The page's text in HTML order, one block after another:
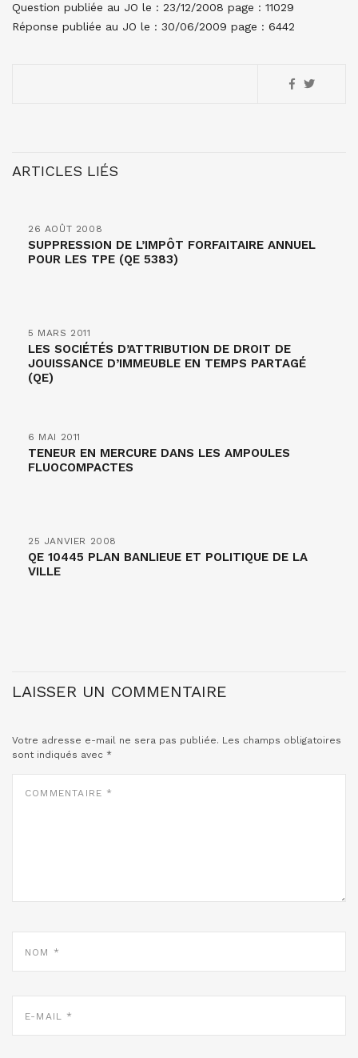
Question publiée au JO le : 23/12/2008 page : 11029
Réponse publiée au JO le : 30/06/2009 page : 6442
ARTICLES LIÉS
26 AOÛT 2008
SUPPRESSION DE L’IMPÔT FORFAITAIRE ANNUEL
POUR LES TPE (QE 5383)
5 MARS 2011
LES SOCIÉTÉS D’ATTRIBUTION DE DROIT DE
JOUISSANCE D’IMMEUBLE EN TEMPS PARTAGÉ
(QE)
6 MAI 2011
TENEUR EN MERCURE DANS LES AMPOULES
FLUOCOMPACTES
25 JANVIER 2008
QE 10445 PLAN BANLIEUE ET POLITIQUE DE LA
VILLE
LAISSER UN COMMENTAIRE
Votre adresse e-mail ne sera pas publiée. Les champs obligatoires
sont indiqués avec *
MAIL